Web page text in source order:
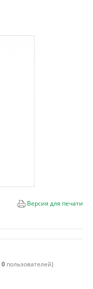
Версия для печати
0 пользователей)